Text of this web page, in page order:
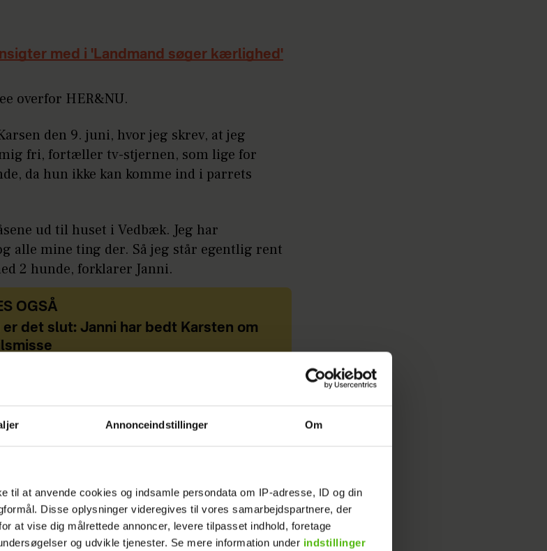
Annonceindstillinger Om
til at anvende cookies og indsamle persondata om IP-adresse, ID og din
Disse oplysninger videregives til vores samarbejdspartnere, der
at vise dig målrettede annoncer, levere tilpasset indhold, foretage
og udvikle tjenester. Se mere information under indstillinger
med i 'Landmand søger kærlighed'
overfor HER&NU.
den 9. juni, hvor jeg skrev, at jeg
mig fri, fortæller tv-stjernen, som lige for
da hun ikke kan komme ind i parrets
ud til huset i Vedbæk. Jeg har
alle mine ting der. Så jeg står egentlig rent
2 hunde, forklarer Janni.
OGSÅ
er det slut: Janni har bedt Karsten om
af låsene ikke rigmandens egen
ikke vil uddybe, hvorfor hun tror, at
afslører stor beslutning